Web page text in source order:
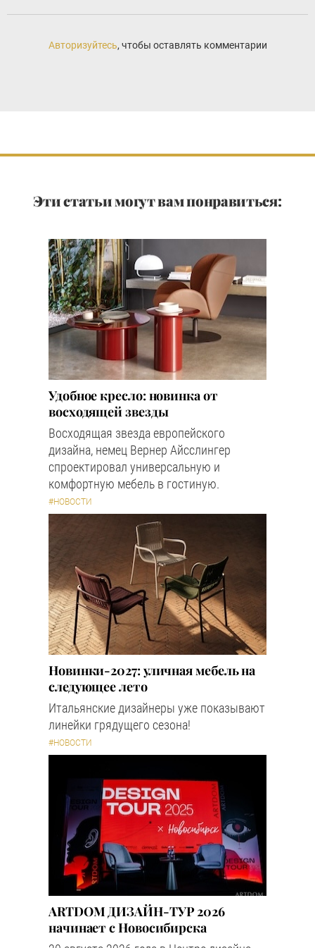
Авторизуйтесь, чтобы оставлять комментарии
Эти статьи могут вам понравиться:
Удобное кресло: новинка от
восходящей звезды
Восходящая звезда европейского
дизайна, немец Вернер Айсслингер
спроектировал универсальную и
комфортную мебель в гостиную.
#НОВОСТИ
Новинки-2027: уличная мебель на
следующее лето
Итальянские дизайнеры уже показывают
линейки грядущего сезона!
#НОВОСТИ
ARTDOM ДИЗАЙН-ТУР 2026
начинает с Новосибирска